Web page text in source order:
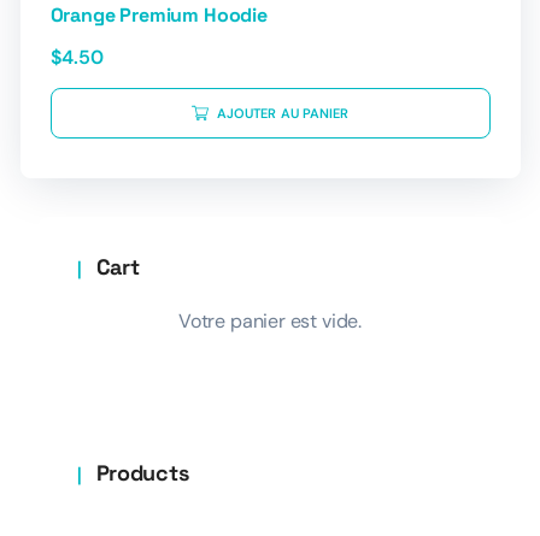
Orange Premium Hoodie
$4.50
AJOUTER AU PANIER
Cart
Votre panier est vide.
Products